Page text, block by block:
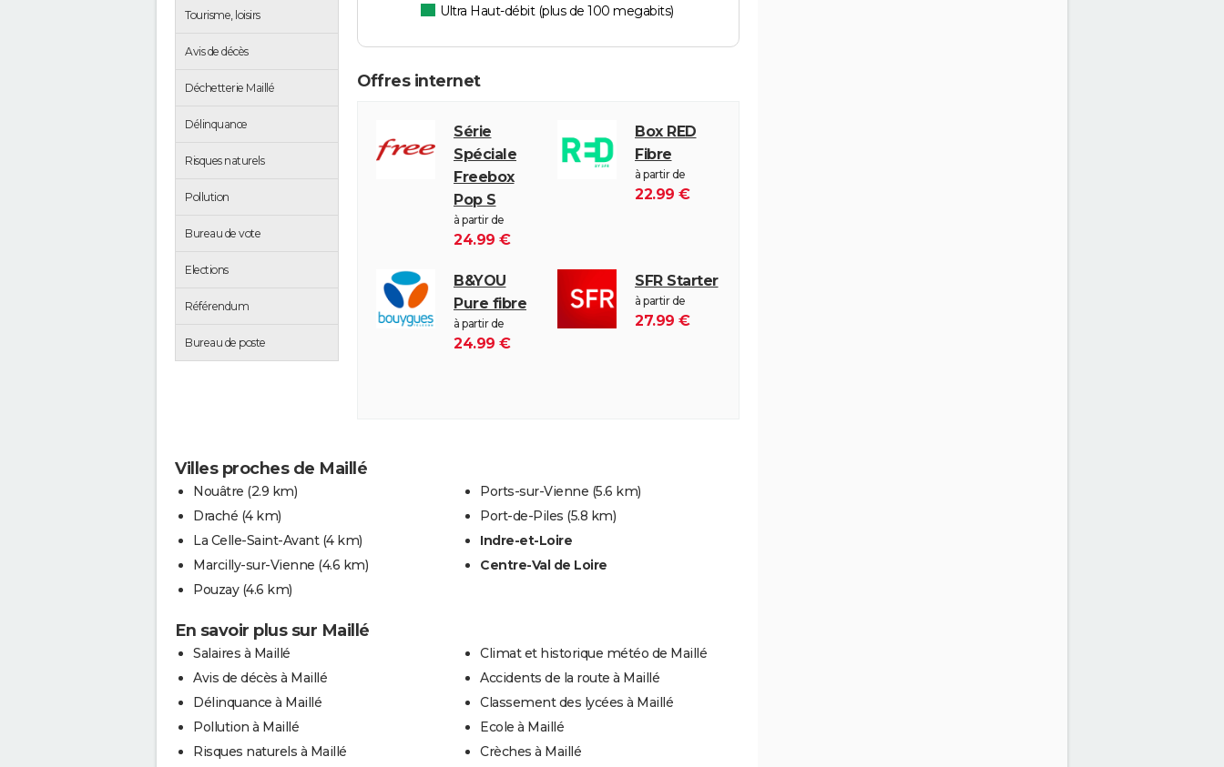
Tourisme, loisirs
Avis de décès
Déchetterie Maillé
Délinquance
Risques naturels
Pollution
Bureau de vote
Elections
Référendum
Bureau de poste
Ultra Haut-débit (plus de 100 megabits)
Offres internet
Série
Spéciale
Freebox
Pop S
à partir de
24.99 €
Box RED
Fibre
à partir de
22.99 €
B&YOU
Pure fibre
à partir de
24.99 €
SFR Starter
à partir de
27.99 €
Villes proches de Maillé
Nouâtre (2.9 km)
Draché (4 km)
La Celle-Saint-Avant (4 km)
Marcilly-sur-Vienne (4.6 km)
Pouzay (4.6 km)
Ports-sur-Vienne (5.6 km)
Port-de-Piles (5.8 km)
Indre-et-Loire
Centre-Val de Loire
En savoir plus sur Maillé
Salaires à Maillé
Avis de décès à Maillé
Délinquance à Maillé
Pollution à Maillé
Risques naturels à Maillé
Climat et historique météo de Maillé
Accidents de la route à Maillé
Classement des lycées à Maillé
Ecole à Maillé
Crèches à Maillé